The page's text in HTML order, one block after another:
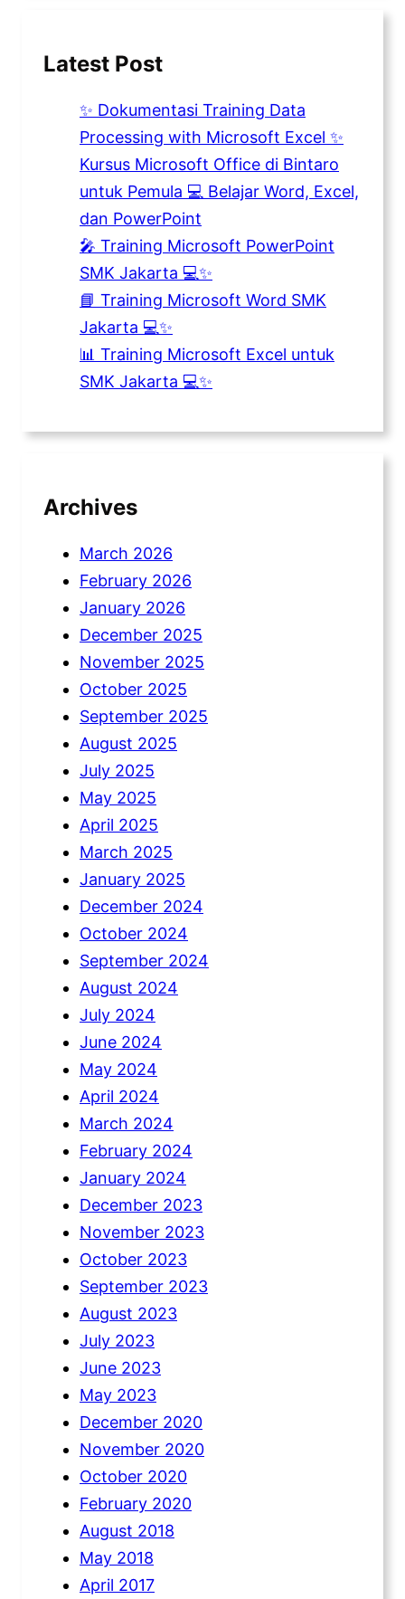
Latest Post
✨ Dokumentasi Training Data
Processing with Microsoft Excel ✨
Kursus Microsoft Office di Bintaro
untuk Pemula 💻 Belajar Word, Excel,
dan PowerPoint
🎤 Training Microsoft PowerPoint
SMK Jakarta 💻✨
📘 Training Microsoft Word SMK
Jakarta 💻✨
📊 Training Microsoft Excel untuk
SMK Jakarta 💻✨
Archives
March 2026
February 2026
January 2026
December 2025
November 2025
October 2025
September 2025
August 2025
July 2025
May 2025
April 2025
March 2025
January 2025
December 2024
October 2024
September 2024
August 2024
July 2024
June 2024
May 2024
April 2024
March 2024
February 2024
January 2024
December 2023
November 2023
October 2023
September 2023
August 2023
July 2023
June 2023
May 2023
December 2020
November 2020
October 2020
February 2020
August 2018
May 2018
April 2017